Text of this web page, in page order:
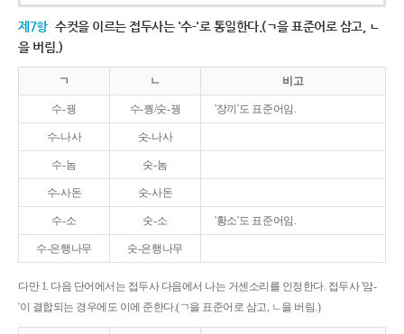
제7항 수컷을 이르는 접두사는 '수-'로 통일한다.(ㄱ을 표준어로 삼고, ㄴ
을 버림.)
ㄱ ㄴ 비고
수-꿩 수-퀑/숫-꿩 '장끼'도 표준어임.
수-나사 숫-나사
수-놈 숫-놈
수-사돈 숫-사돈
수-소 숫-소 '황소'도 표준어임.
수-은행나무 숫-은행나무
다만 1. 다음 단어에서는 접두사 다음에서 나는 거센소리를 인정한다. 접두사 '암-
'이 결합되는 경우에도 이에 준한다.(ㄱ을 표준어로 삼고, ㄴ을 버림.)